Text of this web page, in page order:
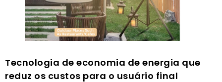
Tecnologia de economia de energia que
reduz os custos para o usuário final